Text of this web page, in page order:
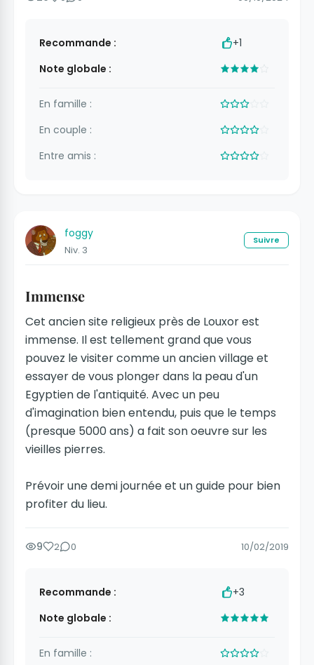
Recommande :
+1
Note globale :
En famille :
En couple :
Entre amis :
foggy
Niv. 3
Suivre
Immense
Cet ancien site religieux près de Louxor est
immense. Il est tellement grand que vous
pouvez le visiter comme un ancien village et
essayer de vous plonger dans la peau d'un
Egyptien de l'antiquité. Avec un peu
d'imagination bien entendu, puis que le temps
(presque 5000 ans) a fait son oeuvre sur les
vieilles pierres.
Prévoir une demi journée et un guide pour bien
profiter du lieu.
9 2 0 10/02/2019
Recommande :
+3
Note globale :
En famille :